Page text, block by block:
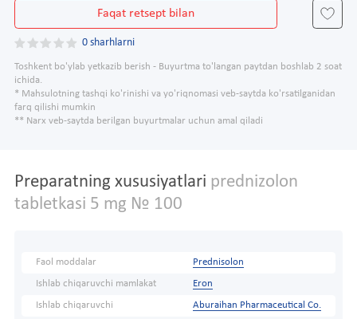
Faqat retsept bilan
0 sharhlarni
Toshkent bo'ylab yetkazib berish - Buyurtma to'langan paytdan boshlab 2 soat
ichida.
* Mahsulotning tashqi ko'rinishi va yo'riqnomasi veb-saytda ko'rsatilganidan
farq qilishi mumkin
** Narx veb-saytda berilgan buyurtmalar uchun amal qiladi
Preparatning xususiyatlari prednizolon
tabletkasi 5 mg № 100
Faol moddalar Prednisolon
Ishlab chiqaruvchi mamlakat Eron
Ishlab chiqaruvchi Aburaihan Pharmaceutical Co.